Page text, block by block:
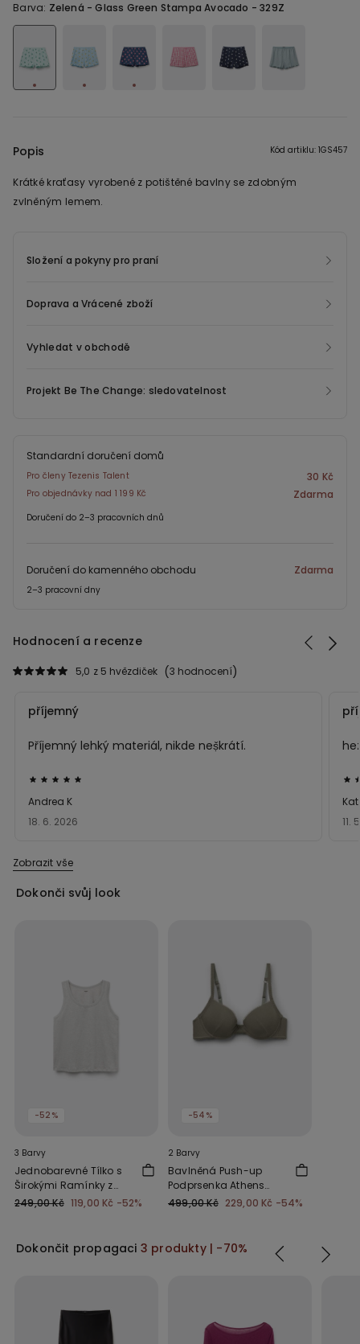
Barva: Zelená -Glass Green Stampa Avocado - 329Z
Popis Kód artiklu: 1GS457
Krátké kraťasy vyrobené z potištěné bavlny se zdobným
zvlněným lemem.
Složení a pokyny pro praní
Doprava a Vrácené zboží
Vyhledat v obchodě
Projekt Be The Change: sledovatelnost
Standardní doručení domů
Pro členy Tezenis Talent 30 Kč
Pro objednávky nad 1 199 Kč Zdarma
Doručení do 2–3 pracovních dnů
Doručení do kamenného obchodu Zdarma
2–3 pracovní dny
Hodnocení a recenze
3 hodnocení
5,0 z 5 hvězdiček
Hodnocení:
5
z 5
18. 6. 2026
Andrea K
příjemný
Příjemný lehký materiál, nikde neṣ̌krátí.
5
z 5
11.
Zobrazit vše
Dokonči svůj look
-52%
3 Barvy
Jednobarevné Tílko s
Širokými Ramínky z
Bavlny
249,00 Kč 119,00 Kč -52%
-54%
2 Barvy
Bavlněná Push-up
Podprsenka Athens
Cutie
499,00 Kč 229,00 Kč -54%
Dokončit propagaci 3 produkty | -70%